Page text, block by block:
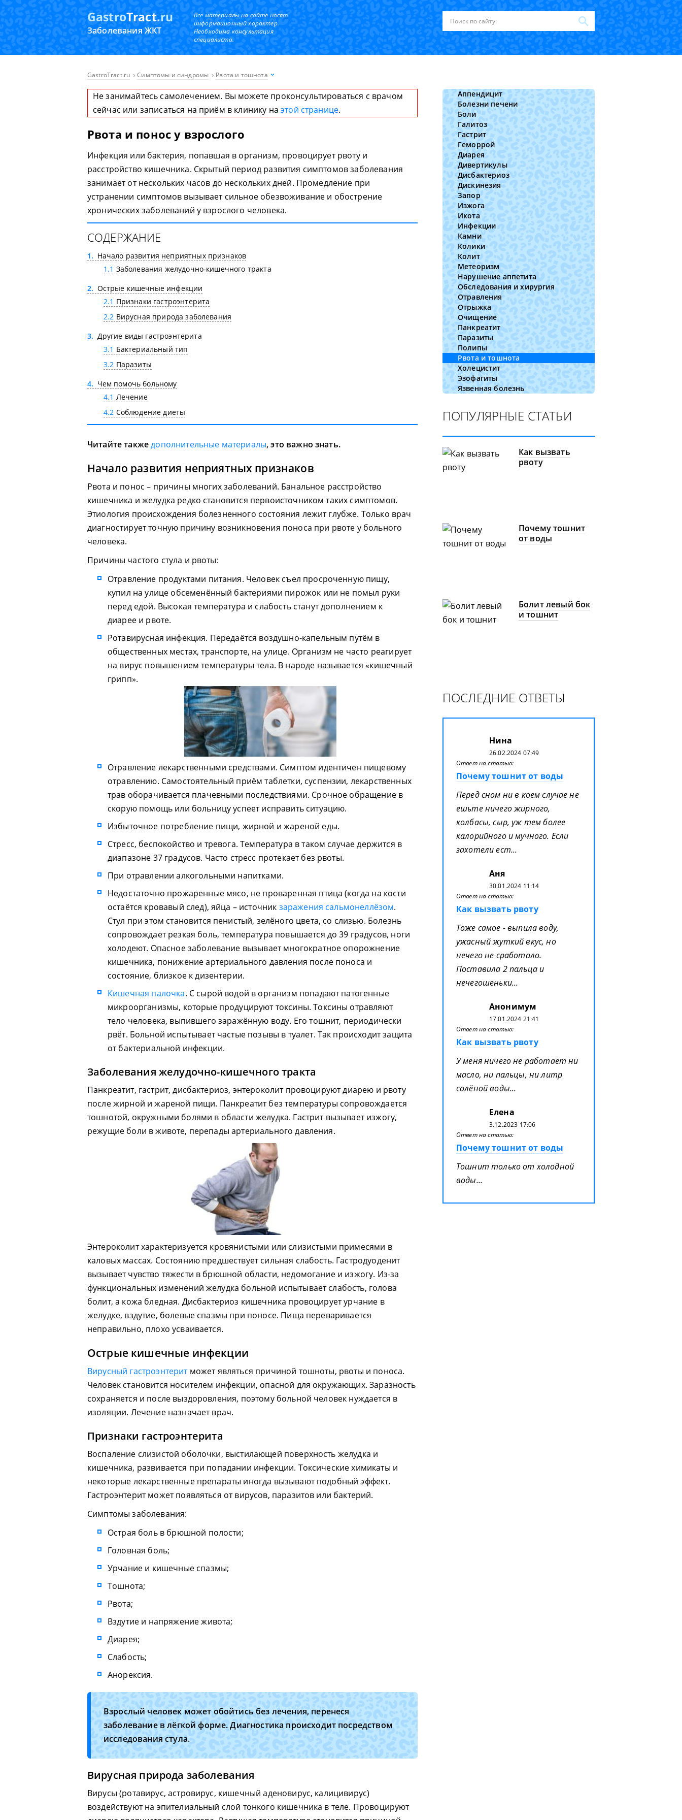
GastroTract.ru
Заболевания ЖКТ
Все материалы на сайте носят
информационный характер.
Необходима консультация
специалиста.
GastroTract.ru Симптомы и синдромы Рвота и тошнота
Не занимайтесь самолечением. Вы можете проконсультироваться с врачом
сейчас или записаться на приём в клинику наэтой странице.
Рвота и понос у взрослого
Инфекция или бактерия, попавшая в организм, провоцирует рвоту и
расстройство кишечника. Скрытый период развития симптомов заболевания
занимает от нескольких часов до нескольких дней. Промедление при
устранении симптомов вызывает сильное обезвоживание и обострение
хронических заболеваний у взрослого человека.
СОДЕРЖАНИЕ
1
Начало развития неприятных признаков
1.1 Заболевания желудочно-кишечного тракта
2
Острые кишечные инфекции
2.1 Признаки гастроэнтерита
2.2 Вирусная природа заболевания
3
Другие виды гастроэнтерита
3.1 Бактериальный тип
3.2 Паразиты
4
Чем помочь больному
4.1 Лечение
4.2 Соблюдение диеты
Читайте такжедополнительные материалы, это важно знать.
Начало развития неприятных признаков
Рвота и понос – причины многих заболеваний. Банальное расстройство
кишечника и желудка редко становится первоисточником таких симптомов.
Этиология происхождения болезненного состояния лежит глубже. Только врач
диагностирует точную причину возникновения поноса при рвоте у больного
человека.
Причины частого стула и рвоты:
Отравление продуктами питания. Человек съел просроченную пищу,
купил на улице обсеменённый бактериями пирожок или не помыл руки
перед едой. Высокая температура и слабость станут дополнением к
диарее и рвоте.
Ротавирусная инфекция. Передаётся воздушно-капельным путём в
общественных местах, транспорте, на улице. Организм не часто реагирует
на вирус повышением температуры тела. В народе называется «кишечный
грипп».
Отравление лекарственными средствами. Симптом идентичен пищевому
отравлению. Самостоятельный приём таблетки, суспензии, лекарственных
трав оборачивается плачевными последствиями. Срочное обращение в
скорую помощь или больницу успеет исправить ситуацию.
Избыточное потребление пищи, жирной и жареной еды.
Стресс, беспокойство и тревога. Температура в таком случае держится в
диапазоне 37 градусов. Часто стресс протекает без рвоты.
При отравлении алкогольными напитками.
Недостаточно прожаренные мясо, не проваренная птица (когда на кости
остаётся кровавый след), яйца – источник заражения сальмонеллёзом.
Стул при этом становится пенистый, зелёного цвета, со слизью. Болезнь
сопровождает резкая боль, температура повышается до 39 градусов, ноги
холодеют. Опасное заболевание вызывает многократное опорожнение
кишечника, понижение артериального давления после поноса и
состояние, близкое к дизентерии.
Кишечная палочка. С сырой водой в организм попадают патогенные
микроорганизмы, которые продуцируют токсины. Токсины отравляют
тело человека, выпившего заражённую воду. Его тошнит, периодически
рвёт. Больной испытывает частые позывы в туалет. Так происходит защита
от бактериальной инфекции.
Заболевания желудочно-кишечного тракта
Панкреатит, гастрит, дисбактериоз, энтероколит провоцируют диарею и рвоту
после жирной и жареной пищи. Панкреатит без температуры сопровождается
тошнотой, окружными болями в области желудка. Гастрит вызывает изжогу,
режущие боли в животе, перепады артериального давления.
Энтероколит характеризуется кровянистыми или слизистыми примесями в
каловых массах. Состоянию предшествует сильная слабость. Гастродуоденит
вызывает чувство тяжести в брюшной области, недомогание и изжогу. Из-за
функциональных изменений желудка больной испытывает слабость, голова
болит, а кожа бледная. Дисбактериоз кишечника провоцирует урчание в
желудке, вздутие, болевые спазмы при поносе. Пища переваривается
неправильно, плохо усваивается.
Острые кишечные инфекции
Вирусный гастроэнтеритможет являться причиной тошноты, рвоты и поноса.
Человек становится носителем инфекции, опасной для окружающих. Заразность
сохраняется и после выздоровления, поэтому больной человек нуждается в
изоляции. Лечение назначает врач.
Признаки гастроэнтерита
Воспаление слизистой оболочки, выстилающей поверхность желудка и
кишечника, развивается при попадании инфекции. Токсические химикаты и
некоторые лекарственные препараты иногда вызывают подобный эффект.
Гастроэнтерит может появляться от вирусов, паразитов или бактерий.
Симптомы заболевания:
Острая боль в брюшной полости;
Головная боль;
Урчание и кишечные спазмы;
Тошнота;
Рвота;
Вздутие и напряжение живота;
Диарея;
Слабость;
Анорексия.
Взрослый человек может обойтись без лечения, перенеся
заболевание в лёгкой форме. Диагностика происходит посредством
исследования стула.
Вирусная природа заболевания
Вирусы (ротавирус, астровирус, кишечный аденовирус, калицивирус)
воздействуют на эпителиальный слой тонкого кишечника в теле. Провоцируют
Аппендицит
Болезни печени
Боли
Галитоз
Гастрит
Геморрой
Диарея
Дивертикулы
Дисбактериоз
Дискинезия
Запор
Изжога
Икота
Инфекции
Камни
Колики
Колит
Метеоризм
Нарушение аппетита
Обследования и хирургия
Отравления
Отрыжка
Очищение
Панкреатит
Паразиты
Полипы
Рвота и тошнота
Холецистит
Эзофагиты
Язвенная болезнь
ПОПУЛЯРНЫЕ СТАТЬИ
Как вызвать
рвоту
Почему тошнит
от воды
Болит левый бок
и тошнит
ПОСЛЕДНИЕ ОТВЕТЫ
Нина
26.02.2024 07:49
Ответ на статью:
Почему тошнит от воды
Перед сном ни в коем случае не
ешьте ничего жирного,
колбасы, сыр, уж тем более
калорийного и мучного. Если
захотели ест...
Аня
30.01.2024 11:14
Ответ на статью:
Как вызвать рвоту
Тоже самое - выпила воду,
ужасный жуткий вкус, но
нечего не сработало.
Поставила 2 пальца и
нечегошеньки...
Анонимум
17.01.2024 21:41
Ответ на статью:
Как вызвать рвоту
У меня ничего не работает ни
масло, ни пальцы, ни литр
солёной воды...
Елена
3.12.2023 17:06
Ответ на статью:
Почему тошнит от воды
Тошнит только от холодной
воды...